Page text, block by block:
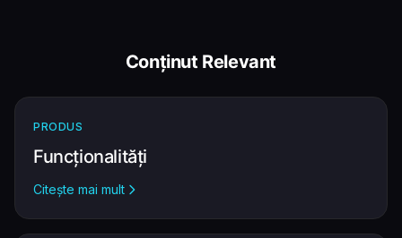
Conținut Relevant
PRODUS
Funcționalități
Citește mai mult